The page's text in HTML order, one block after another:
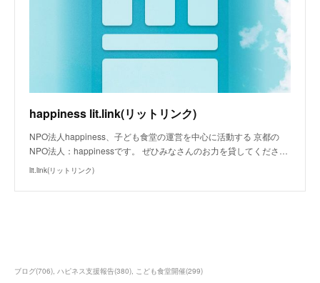
happiness lit.link(リットリンク)
NPO法人happiness、子ども食堂の運営を中心に活動する 京都の
NPO法人：happinessです。 ぜひみなさんのお力を貸してくださ…
lit.link(リットリンク)
ブログ(706) ハピネス支援報告(380) こども食堂開催(299)